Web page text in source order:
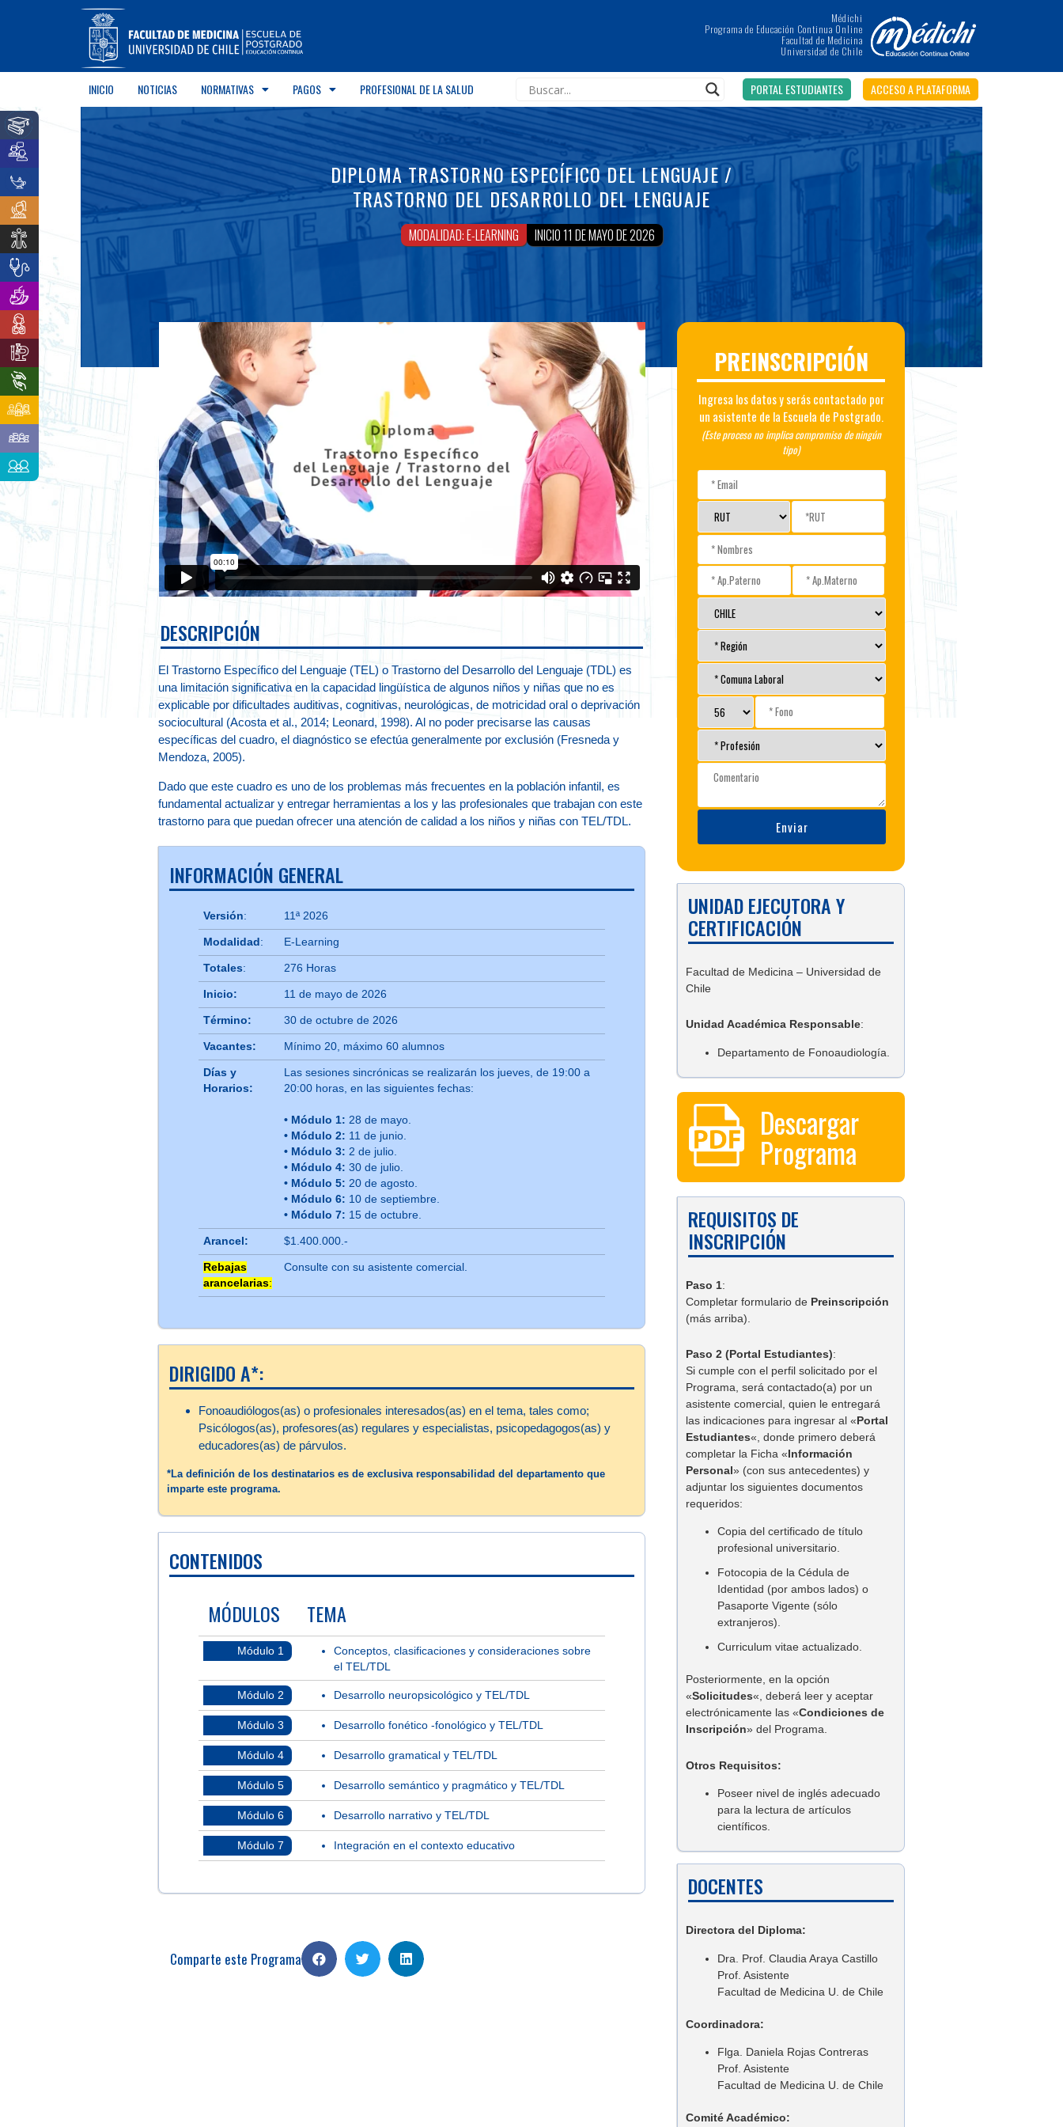
Médichi
Programa de Educación Continua Online
Facultad de Medicina
Universidad de Chile
INICIO NOTICIAS NORMATIVAS PAGOS PROFESIONAL DE LA SALUD PORTAL ESTUDIANTES ACCESO A PLATAFORMA
DIPLOMA TRASTORNO ESPECÍFICO DEL LENGUAJE /
TRASTORNO DEL DESARROLLO DEL LENGUAJE
MODALIDAD: E-LEARNING INICIO 11 DE MAYO DE 2026
DESCRIPCIÓN
El Trastorno Específico del Lenguaje (TEL) o Trastorno del Desarrollo del Lenguaje (TDL) es
una limitación significativa en la capacidad lingüística de algunos niños y niñas que no es
explicable por dificultades auditivas, cognitivas, neurológicas, de motricidad oral o deprivación
sociocultural (Acosta et al., 2014; Leonard, 1998). Al no poder precisarse las causas
específicas del cuadro, el diagnóstico se efectúa generalmente por exclusión (Fresneda y
Mendoza, 2005).
Dado que este cuadro es uno de los problemas más frecuentes en la población infantil, es
fundamental actualizar y entregar herramientas a los y las profesionales que trabajan con este
trastorno para que puedan ofrecer una atención de calidad a los niños y niñas con TEL/TDL.
INFORMACIÓN GENERAL
Versión: 11ª 2026
Modalidad: E-Learning
Totales: 276 Horas
Inicio: 11 de mayo de 2026
Término: 30 de octubre de 2026
Vacantes: Mínimo 20, máximo 60 alumnos
Días y
Horarios:
Las sesiones sincrónicas se realizarán los jueves, de 19:00 a
20:00 horas, en las siguientes fechas:
• Módulo 1: 28 de mayo.
• Módulo 2: 11 de junio.
• Módulo 3: 2 de julio.
• Módulo 4:30 de julio.
• Módulo 5: 20 de agosto.
• Módulo 6: 10 de septiembre.
• Módulo 7: 15 de octubre.
Arancel: $1.400.000.-
Rebajas
arancelarias:
Consulte con su asistente comercial.
DIRIGIDO A*:
Fonoaudiólogos(as) o profesionales interesados(as) en el tema, tales como;
Psicólogos(as), profesores(as) regulares y especialistas, psicopedagogos(as) y
educadores(as) de párvulos.
*La definición de los destinatarios es de exclusiva responsabilidad del departamento que
imparte este programa.
CONTENIDOS
MÓDULOS
TEMA
Módulo 1
Conceptos, clasificaciones y consideraciones sobre
el TEL/TDL
Módulo 2 Desarrollo neuropsicológico y TEL/TDL
Módulo 3 Desarrollo fonético -fonológico y TEL/TDL
Módulo 4 Desarrollo gramatical y TEL/TDL
Módulo 5 Desarrollo semántico y pragmático y TEL/TDL
Módulo 6 Desarrollo narrativo y TEL/TDL
Módulo 7 Integración en el contexto educativo
Comparte este Programa
PREINSCRIPCIÓN
Ingresa los datos y serás contactado por
un asistente de la Escuela de Postgrado.
(Este proceso no implica compromiso de ningún
tipo)
UNIDAD EJECUTORA Y
CERTIFICACIÓN
Facultad de Medicina – Universidad de
Chile
Unidad Académica Responsable:
Departamento de Fonoaudiología.
Descargar
Programa
REQUISITOS DE
INSCRIPCIÓN
Paso 1:
Completar formulario de Preinscripción
(más arriba).
Paso 2 (Portal Estudiantes):
Si cumple con el perfil solicitado por el
Programa, será contactado(a) por un
asistente comercial, quien le entregará
las indicaciones para ingresar al «Portal
Estudiantes«, donde primero deberá
completar la Ficha «Información
Personal» (con sus antecedentes) y
adjuntar los siguientes documentos
requeridos:
Copia del certificado de título
profesional universitario.
Fotocopia de la Cédula de
Identidad (por ambos lados) o
Pasaporte Vigente (sólo
extranjeros).
Curriculum vitae actualizado.
Posteriormente, en la opción
«Solicitudes«, deberá leer y aceptar
electrónicamente las «Condiciones de
Inscripción» del Programa.
Otros Requisitos:
Poseer nivel de inglés adecuado
para la lectura de artículos
científicos.
DOCENTES
Directora del Diploma:
Dra. Prof. Claudia Araya Castillo
Prof. Asistente
Facultad de Medicina U. de Chile
Coordinadora:
Flga. Daniela Rojas Contreras
Prof. Asistente
Facultad de Medicina U. de Chile
Comité Académico: